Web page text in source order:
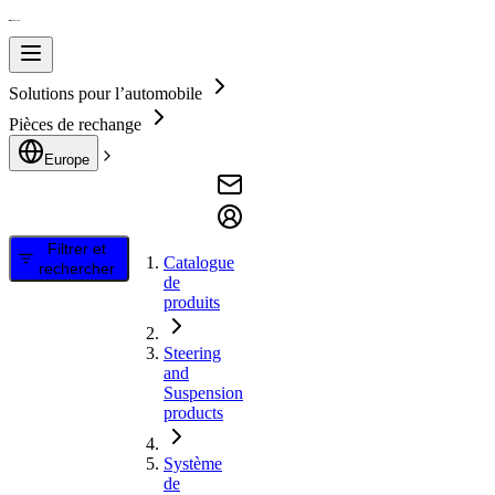
Solutions pour l’automobile
Pièces de rechange
Europe
Filtrer et
rechercher
Catalogue
de
produits
Steering
and
Suspension
products
Système
de